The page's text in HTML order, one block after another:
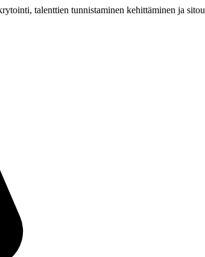
talenttien tunnistaminen kehittäminen ja